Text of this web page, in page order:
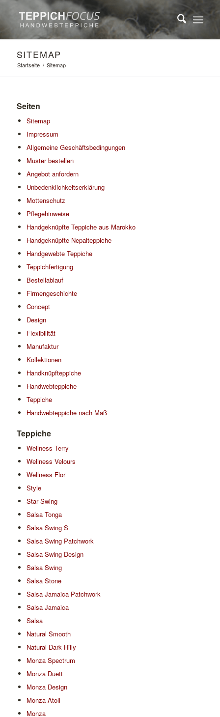
SITEMAP
Startseite / Sitemap
Seiten
Sitemap
Impressum
Allgemeine Geschäftsbedingungen
Muster bestellen
Angebot anfordern
Unbedenklichkeitserklärung
Mottenschutz
Pflegehinweise
Handgeknüpfte Teppiche aus Marokko
Handgeknüpfte Nepalteppiche
Handgewebte Teppiche
Teppichfertigung
Bestellablauf
Firmengeschichte
Concept
Design
Flexibilität
Manufaktur
Kollektionen
Handknüpfteppiche
Handwebteppiche
Teppiche
Handwebteppiche nach Maß
Teppiche
Wellness Terry
Wellness Velours
Wellness Flor
Style
Star Swing
Salsa Tonga
Salsa Swing S
Salsa Swing Patchwork
Salsa Swing Design
Salsa Swing
Salsa Stone
Salsa Jamaica Patchwork
Salsa Jamaica
Salsa
Natural Smooth
Natural Dark Hilly
Monza Spectrum
Monza Duett
Monza Design
Monza Atoll
Monza